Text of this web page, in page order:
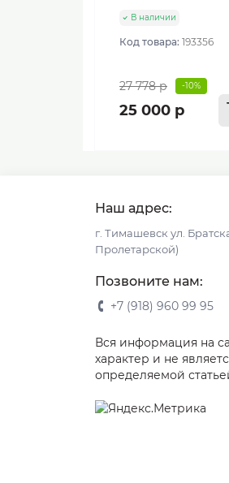
В наличии
Код товара: 193356
27 778 р -10%
25 000 р
Наш адрес:
г. Тимашевск ул.
Пролетарской)
Позвоните нам:
+7 (918) 960 99 95
Вся информация на
характер и не
определяемой